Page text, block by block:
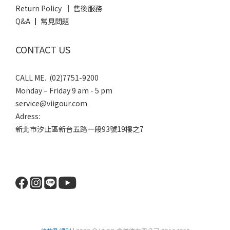
Return Policy ┃ 售後服務
Q&A ┃ 常見問題
CONTACT US
CALL ME. (02)7751-9200
Monday – Friday 9 am - 5 pm
service@viigour.com
Adress:
新北市汐止區新台五路一段93號19樓之7